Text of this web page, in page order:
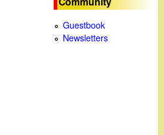
Guestbook
Newsletters